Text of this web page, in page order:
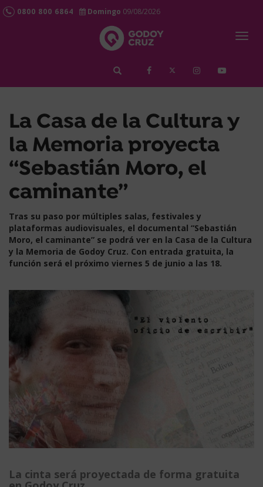
0800 800 6864 Domingo 09/08/2026
La Casa de la Cultura y
la Memoria proyecta
“Sebastián Moro, el
caminante”
Tras su paso por múltiples salas, festivales y
plataformas audiovisuales, el documental “Sebastián
Moro, el caminante” se podrá ver en la Casa de la Cultura
y la Memoria de Godoy Cruz. Con entrada gratuita, la
función será el próximo viernes 5 de junio a las 18.
La cinta será proyectada de forma gratuita